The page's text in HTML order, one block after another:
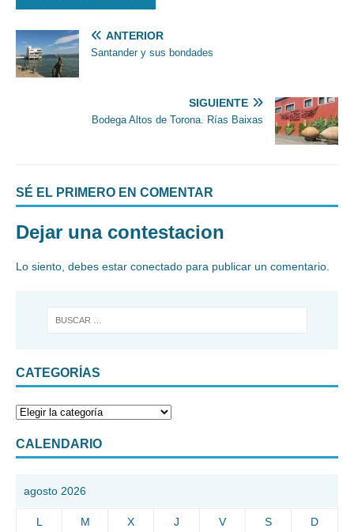
ANTERIOR
Santander y sus bondades
SIGUIENTE
Bodega Altos de Torona. Rías Baixas
SÉ EL PRIMERO EN COMENTAR
Dejar una contestacion
Lo siento, debes estar conectado para publicar un comentario.
CATEGORÍAS
CALENDARIO
agosto 2026
L M X J V S D